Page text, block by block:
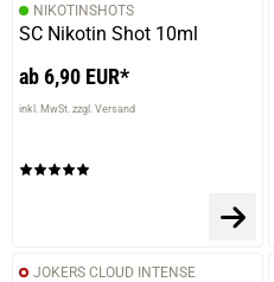
NIKOTINSHOTS
SC Nikotin Shot 10ml
ab 6,90 EUR*
inkl. MwSt. zzgl. Versand
JOKERS CLOUD INTENSE